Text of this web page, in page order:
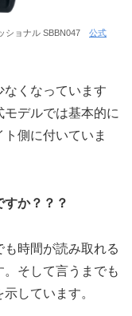
ショナル SBBN047 公式
くなっています
デルでは基本的に
側に付いていま
すか？？？
時間が読み取れる
そして言うまでも
しています。